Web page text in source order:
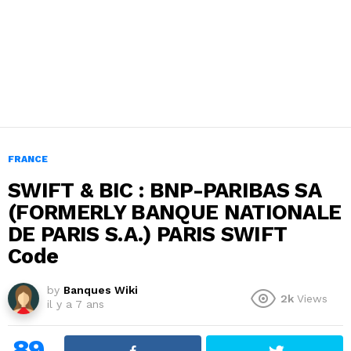
FRANCE
SWIFT & BIC : BNP-PARIBAS SA
(FORMERLY BANQUE NATIONALE
DE PARIS S.A.) PARIS SWIFT
Code
by Banques Wiki
il y a 7 ans
2k Views